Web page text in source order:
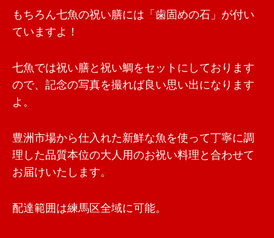
もちろん七魚の祝い膳には「歯固めの石」が付い
ていますよ！
七魚では祝い膳と祝い鯛をセットにしております
ので、記念の写真を撮れば良い思い出になります
よ。
豊洲市場から仕入れた新鮮な魚を使って丁寧に調
理した品質本位の大人用のお祝い料理と合わせて
お届けいたします。
配達範囲は練馬区全域に可能。